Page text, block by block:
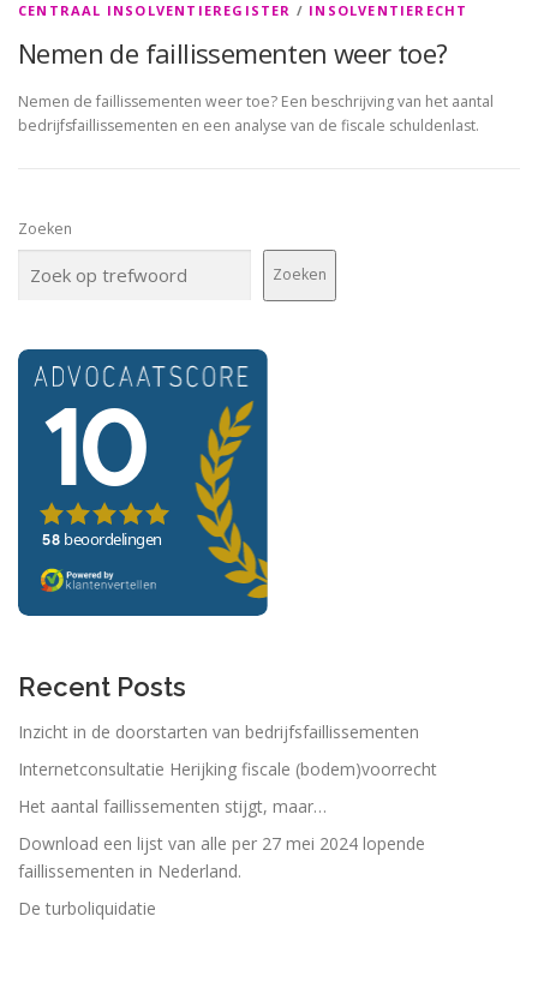
CENTRAAL INSOLVENTIEREGISTER / INSOLVENTIERECHT
Nemen de faillissementen weer toe?
Nemen de faillissementen weer toe? Een beschrijving van het aantal
bedrijfsfaillissementen en een analyse van de fiscale schuldenlast.
Zoeken
Zoeken
Recent Posts
Inzicht in de doorstarten van bedrijfsfaillissementen
Internetconsultatie Herijking fiscale (bodem)voorrecht
Het aantal faillissementen stijgt, maar…
Download een lijst van alle per 27 mei 2024 lopende
faillissementen in Nederland.
De turboliquidatie